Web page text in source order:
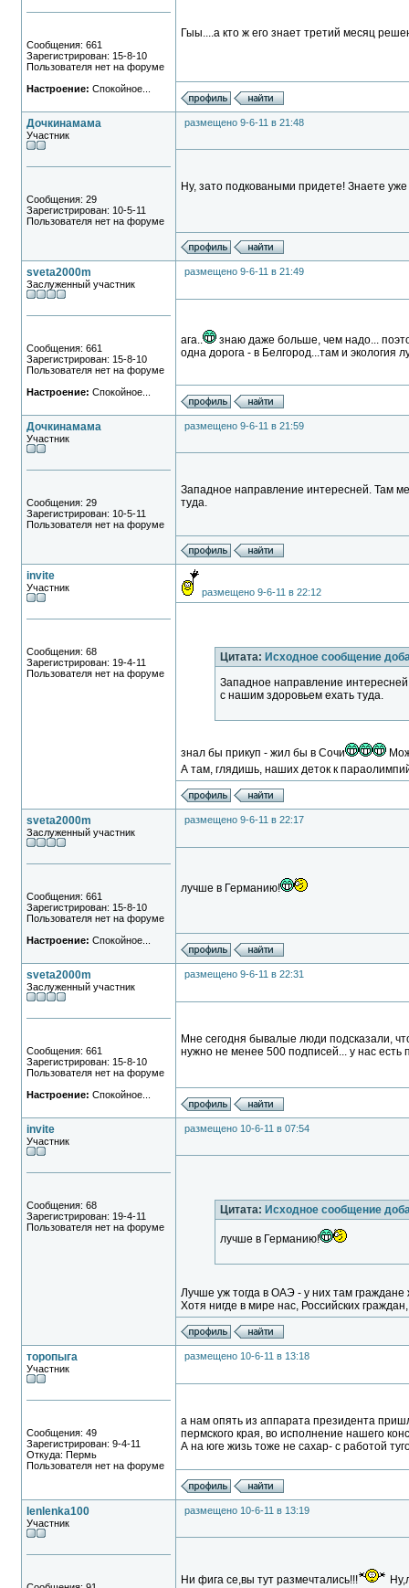
Сообщения: 661
Зарегистрирован: 15-8-10
Пользователя нет на форуме
Настроение: Спокойное...
Гыы....а кто ж его знает третий месяц
Дочкинамама
Участник
Сообщения: 29
Зарегистрирован: 10-5-11
Пользователя нет на форуме
размещено 9-6-11 в 21:48
Ну, зато подковаными придете! Знаете
sveta2000m
Заслуженный участник
Сообщения: 661
Зарегистрирован: 15-8-10
Пользователя нет на форуме
Настроение: Спокойное...
размещено 9-6-11 в 21:49
ага..
знаю даже больше, чем надо...
одна дорога - в Белгород...там и экология
Дочкинамама
Участник
Сообщения: 29
Зарегистрирован: 10-5-11
Пользователя нет на форуме
размещено 9-6-11 в 21:59
Западное направление интересней. Там
туда.
invite
Участник
Сообщения: 68
Зарегистрирован: 19-4-11
Пользователя нет на форуме
размещено 9-6-11 в 22:12
Цитата: Исходное сообщение
Западное направление
с нашим здоровьем ехать туда.
знал бы прикуп - жил бы в Сочи
А там, глядишь, наших деток к
sveta2000m
Заслуженный участник
Сообщения: 661
Зарегистрирован: 15-8-10
Пользователя нет на форуме
Настроение: Спокойное...
размещено 9-6-11 в 22:17
лучше в Германию!
sveta2000m
Заслуженный участник
Сообщения: 661
Зарегистрирован: 15-8-10
Пользователя нет на форуме
Настроение: Спокойное...
размещено 9-6-11 в 22:31
Мне сегодня бывалые люди подсказали,
нужно не менее 500 подписей... у нас есть
invite
Участник
Сообщения: 68
Зарегистрирован: 19-4-11
Пользователя нет на форуме
размещено 10-6-11 в 07:54
Цитата: Исходное сообщение
лучше в Германию!
Лучше уж тогда в ОАЭ - у них там
Хотя нигде в мире нас, Российских
торопыга
Участник
Сообщения: 49
Зарегистрирован: 9-4-11
Откуда: Пермь
Пользователя нет на форуме
размещено 10-6-11 в 13:18
а нам опять из аппарата президента
пермского края, во исполнение нашего
А на юге жизь тоже не сахар- с работой
lenlenka100
Участник
размещено 10-6-11 в 13:19
Ни фига се,вы тут размечтались!!!